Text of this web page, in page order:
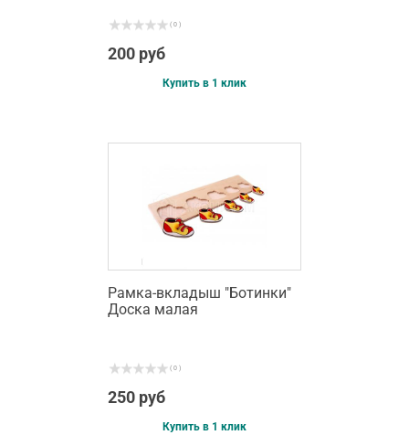
( 0 )
200 руб
Купить в 1 клик
Рамка-вкладыш "Ботинки"
Доска малая
( 0 )
250 руб
Купить в 1 клик